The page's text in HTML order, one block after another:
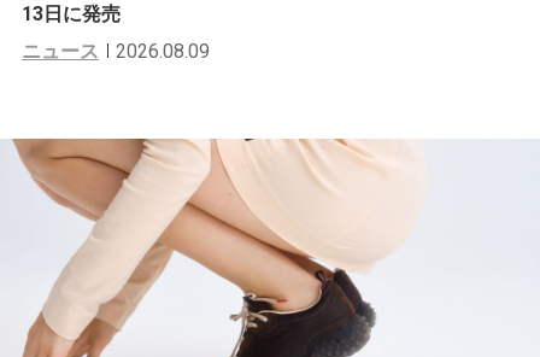
13日に発売
ニュース
2026.08.09